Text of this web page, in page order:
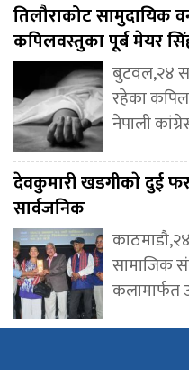
तिलौराकोट सामुदायिक
कपिलवस्तुका पूर्ब मेयर
बुटवल,२४
रहेका
नेपाली
देवकुमारी खडगीकाे दुई
सार्वजनिक
सामाजिक
कलामार्फत